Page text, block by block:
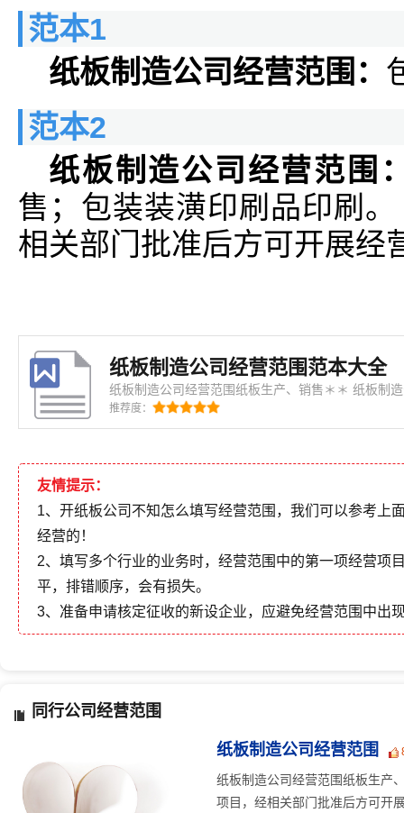
范本1
纸板制造公司经营范围：
范本2
纸板制造公司经营范围
售；包装装潢印刷品印刷
相关部门批准后方可开展经
纸板制造公司经营范围范本大全
纸板制造公司经营范围纸板生产、销售＊＊ 纸板制造公司经营范围纸板制造、销售
（依法须经批准的项目，经相关部门批准后方可开展经营活动）
营范围纸板生产、销售＊＊ 纸板制造公司经营范围包装装潢、其他印刷品的印刷
推荐度：
友情提示：
1、开纸板公司不知怎么填写经营范围，我们可以参考上
经营的！
2、填写多个行业的业务时，经营范围中的第一项经营项
平，排错顺序，会有损失。
3、准备申请核定征收的新设企业，应避免经营范围中出
同行公司经营范围
纸板制造公司经营范围
纸板制造公司经营范围纸板生产
项目，经相关部门批准后方可开